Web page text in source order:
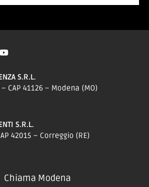
S.R.L.
CAP 41126 – Modena (MO)
S.R.L.
42015 – Correggio (RE)
Chiama Modena